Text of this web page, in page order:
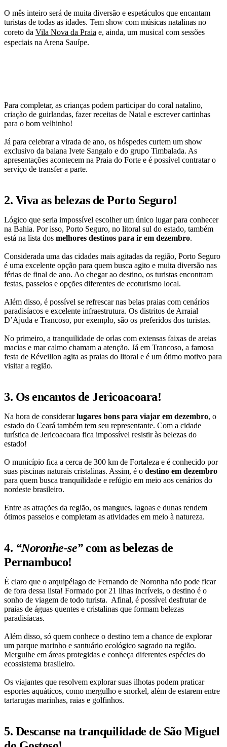
O mês inteiro será de muita diversão e espetáculos que encantam
turistas de todas as idades. Tem show com músicas natalinas no
coreto da Vila Nova da Praia e, ainda, um musical com sessões
especiais na Arena Sauípe.
Para completar, as crianças podem participar do coral natalino,
criação de guirlandas, fazer receitas de Natal e escrever cartinhas
para o bom velhinho!
Já para celebrar a virada de ano, os hóspedes curtem um show
exclusivo da baiana Ivete Sangalo e do grupo Timbalada. As
apresentações acontecem na Praia do Forte e é possível contratar o
serviço de transfer a parte.
2. Viva as belezas de Porto Seguro!
Lógico que seria impossível escolher um único lugar para conhecer
na Bahia. Por isso, Porto Seguro, no litoral sul do estado, também
está na lista dos melhores destinos para ir em dezembro.
Considerada uma das cidades mais agitadas da região, Porto Seguro
é uma excelente opção para quem busca agito e muita diversão nas
férias de final de ano. Ao chegar ao destino, os turistas encontram
festas, passeios e opções diferentes de ecoturismo local.
Além disso, é possível se refrescar nas belas praias com cenários
paradisíacos e excelente infraestrutura. Os distritos de Arraial
D’Ajuda e Trancoso, por exemplo, são os preferidos dos turistas.
No primeiro, a tranquilidade de orlas com extensas faixas de areias
macias e mar calmo chamam a atenção. Já em Trancoso, a famosa
festa de Réveillon agita as praias do litoral e é um ótimo motivo para
visitar a região.
3. Os encantos de Jericoacoara!
Na hora de considerarlugares bons para viajar em dezembro, o
estado do Ceará também tem seu representante. Com a cidade
turística de Jericoacoara fica impossível resistir às belezas do
estado!
O município fica a cerca de 300 km de Fortaleza e é conhecido por
suas piscinas naturais cristalinas. Assim, é o destino em dezembro
para quem busca tranquilidade e refúgio em meio aos cenários do
nordeste brasileiro.
Entre as atrações da região, os mangues, lagoas e dunas rendem
ótimos passeios e completam as atividades em meio à natureza.
4. “Noronhe-se”com as belezas de
Pernambuco!
É claro que o arquipélago de Fernando de Noronha não pode ficar
de fora dessa lista! Formado por 21 ilhas incríveis, o destino é o
sonho de viagem de todo turista. Afinal, é possível desfrutar de
praias de águas quentes e cristalinas que formam belezas
paradisíacas.
Além disso, só quem conhece o destino tem a chance de explorar
um parque marinho e santuário ecológico sagrado na região.
Mergulhe em áreas protegidas e conheça diferentes espécies do
ecossistema brasileiro.
Os viajantes que resolvem explorar suas ilhotas podem praticar
esportes aquáticos, como mergulho e snorkel, além de estarem entre
tartarugas marinhas, raias e golfinhos.
5. Descanse na tranquilidade de São Miguel